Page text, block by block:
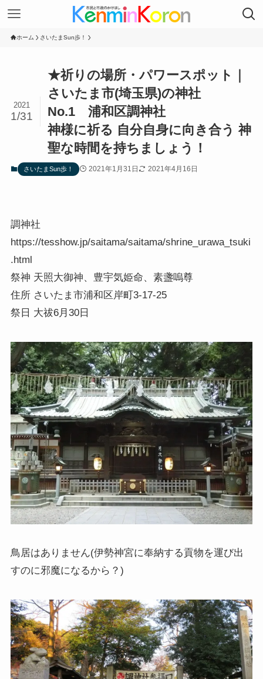
ホーム さいたまSun歩！
★祈りの場所・パワースポット｜
さいたま市(埼玉県)の神社
No.1 浦和区調神社
神様に祈る 自分自身に向き合う 神
聖な時間を持ちましょう！
2021
1/31
さいたまSun歩！ 2021年1月31日 2021年4月16日
調神社
https://tesshow.jp/saitama/saitama/shrine_urawa_tsuki
.html
祭神 天照大御神、豊宇気姫命、素盞嗚尊
住所 さいたま市浦和区岸町3-17-25
祭日 大祓6月30日
鳥居はありません(伊勢神宮に奉納する貢物を運び出
すのに邪魔になるから？)